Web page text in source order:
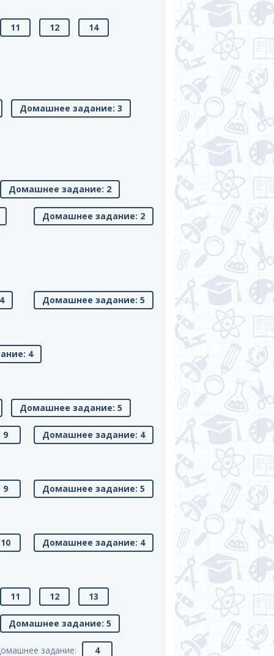
11 12 14
Домашнее задание: 3
Домашнее задание: 2
Домашнее задание: 2
Домашнее задание: 5
4
Домашнее задание: 5
9 Домашнее задание: 4
9 Домашнее задание: 5
10 Домашнее задание: 4
11 12 13
Домашнее задание: 5
задание: 4